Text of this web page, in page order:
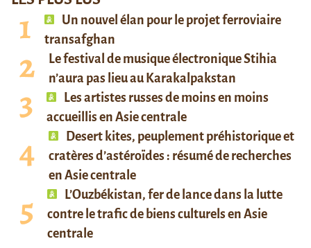
Un nouvel élan pour le projet ferroviaire
transafghan
Le festival de musique électronique Stihia
n’aura pas lieu au Karakalpakstan
Les artistes russes de moins en moins
accueillis en Asie centrale
Desert kites, peuplement préhistorique et
cratères d’astéroïdes : résumé de recherches
en Asie centrale
L’Ouzbékistan, fer de lance dans la lutte
contre le trafic de biens culturels en Asie
centrale